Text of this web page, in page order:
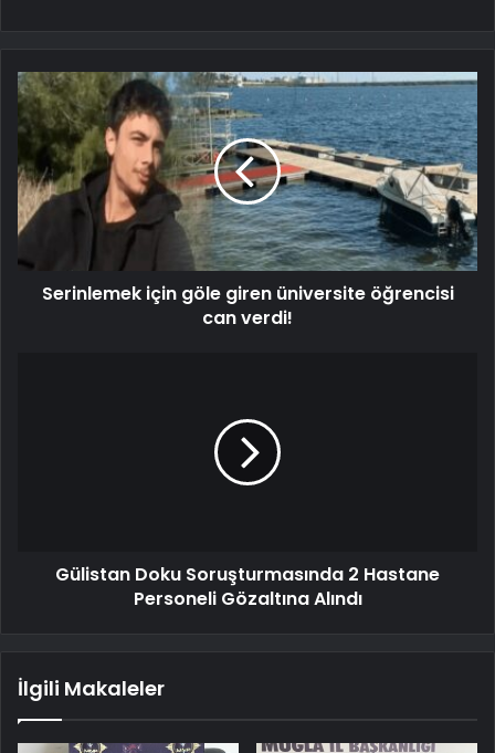
Serinlemek için göle giren üniversite öğrencisi
can verdi!
Gülistan Doku Soruşturmasında 2 Hastane
Personeli Gözaltına Alındı
İlgili Makaleler